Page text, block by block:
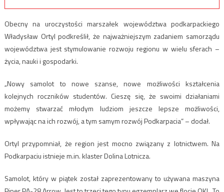
Obecny na uroczystości marszałek województwa podkarpackiego
Władysław Ortyl podkreślił, że najważniejszym zadaniem samorządu
województwa jest stymulowanie rozwoju regionu w wielu sferach –
życia, nauki i gospodarki.
„Nowy samolot to nowe szanse, nowe możliwości kształcenia
kolejnych roczników studentów. Cieszę się, że swoimi działaniami
możemy stwarzać młodym ludziom jeszcze lepsze możliwości,
wpływając na ich rozwój, a tym samym rozwój Podkarpacia” – dodał.
Ortyl przypomniał, że region jest mocno związany z lotnictwem. Na
Podkarpaciu istnieje m.in. klaster Dolina Lotnicza.
Samolot, który w piątek został zaprezentowany to używana maszyna